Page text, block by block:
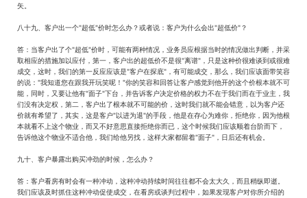
矢。
八十九、客户出一个"超低"价时怎么办？或者说：客户为什么会出"超低价"？
答：当客户出了个"超低"价时，可能有两种情况，业务员应根据当时的情况做出判断，并采
取相应的措施加以应付，第一，客户出的超低价不是很"离谱"，只是这种价很难谈到或很难
成交，这时，我们的第一反应应该是"客户在探底"，有可能成交，那么，我们应该面带笑容
的说："我知道您在跟我开玩笑呢！"你的笑容和回答让客户感觉到他开的这个价根本就不可
能，同时，又要让他有"面子"下台，并告诉客户决定价格的权力不在于我们而在于业主，我
们没有决定权，第二，客户出了根本就不可能的价，这时我们就不能会错意，以为客户还
价就有希望了，其实，这是客户"以进为退"的手段，他是在存心为难你，拒绝你，因为他根
本就看不上这个物业，而又不好意思直接拒绝你而已，这个时候我们应该顺着台阶而下，
告诉他这个物业不适合他，我们给他另找，这样大家都留着"面子"，日后还有机会。
九十、客户暴露出购买冲劲的时候，怎么办？
答：客户看房有时会有一种冲动，这种冲动持续时间往往都不会太大久，而且稍纵即逝。
我们应该及时抓住这种冲动促使成交，在看房或谈判过程中，如果发现客户对你所介绍的